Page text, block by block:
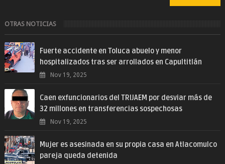
OTRAS NOTICIAS
Fuerte accidente en Toluca abuelo y menor
hospitalizados tras ser arrollados en Capultitlán
Nov 19, 2025
Caen exfuncionarios del TRIJAEM por desviar más de
32 millones en transferencias sospechosas
Nov 19, 2025
Mujer es asesinada en su propia casa en Atlacomulco
pareja queda detenida